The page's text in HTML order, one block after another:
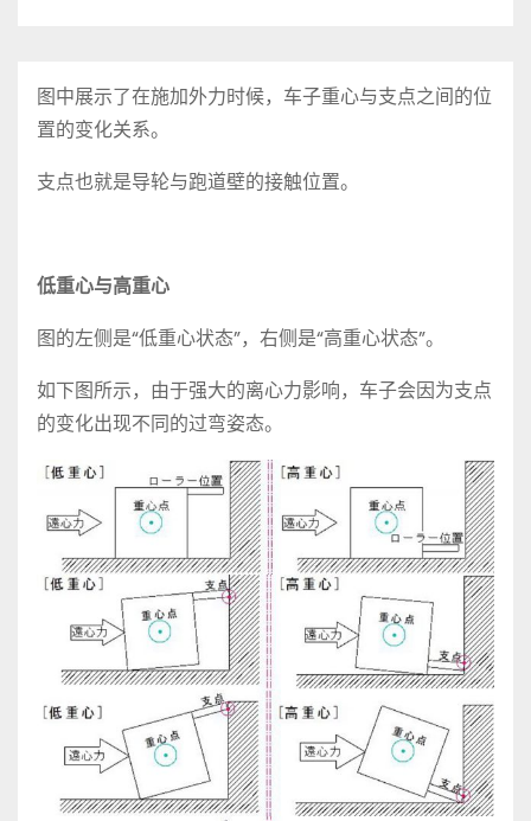
图中展示了在施加外力时候，车子重心与支点之间的位
置的变化关系。
支点也就是导轮与跑道壁的接触位置。
低重心与高重心
图的左侧是“低重心状态”，右侧是“高重心状态”。
如下图所示，由于强大的离心力影响，车子会因为支点
的变化出现不同的过弯姿态。